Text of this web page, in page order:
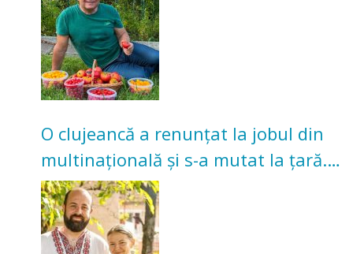
O clujeancă a renunțat la jobul din
multinațională și s-a mutat la țară.
Acum cultivă legume în grădina
bunicilor